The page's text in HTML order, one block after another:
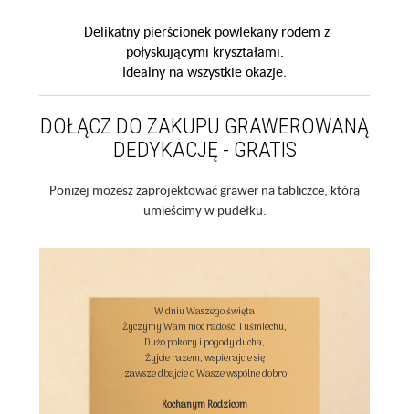
Delikatny pierścionek powlekany rodem z
połyskującymi kryształami.
Idealny na wszystkie okazje.
DOŁĄCZ DO ZAKUPU GRAWEROWANĄ
DEDYKACJĘ - GRATIS
Poniżej możesz zaprojektować grawer na tabliczce, którą
umieścimy w pudełku.
W dniu Waszego święta
Życzymy Wam moc radości i uśmiechu,
Dużo pokory i pogody ducha,
Żyjcie razem, wspierajcie się
I zawsze dbajcie o Wasze wspólne dobro.
Kochanym Rodzicom